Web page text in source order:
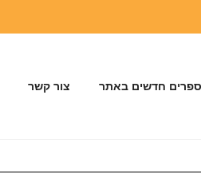
ספרים חדשים באתר צור קשר